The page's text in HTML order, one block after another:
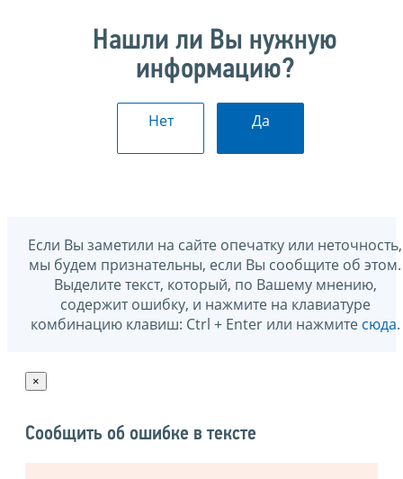
Нашли ли Вы нужную
информацию?
Нет Да
Если Вы заметили на сайте опечатку или неточность,
мы будем признательны, если Вы сообщите об этом.
Выделите текст, который, по Вашему мнению,
содержит ошибку, и нажмите на клавиатуре
комбинацию клавиш: Ctrl + Enter или нажмите сюда.
×
Сообщить об ошибке в тексте